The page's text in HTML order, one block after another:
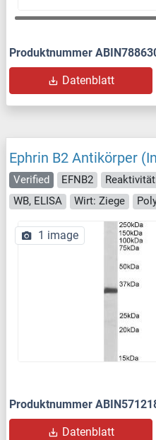
Produktnummer
Datenblatt
Ephrin B2 Antikörper
Verified EFNB2
WB, ELISA
Wirt: Ziege
1 image
Produktnummer
Datenblatt